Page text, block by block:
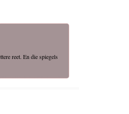
reet. En die spiegels